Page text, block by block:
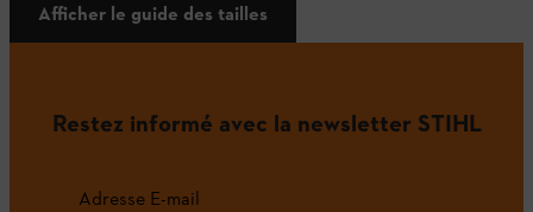
Afficher le guide des tailles
Restez informé avec la newsletter STIHL
Adresse E-mail